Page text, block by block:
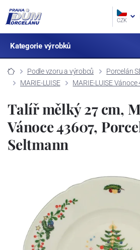
CZK
Kategorie výrobků
Podle vzoru a výrobců
Porcelán
MARIE-LUISE
MARIE-LUISE Vánoce
Talíř mělký 27 cm,
Vánoce 43607,
Seltmann